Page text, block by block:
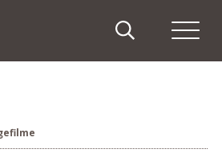
in Brugg Suchbegriff